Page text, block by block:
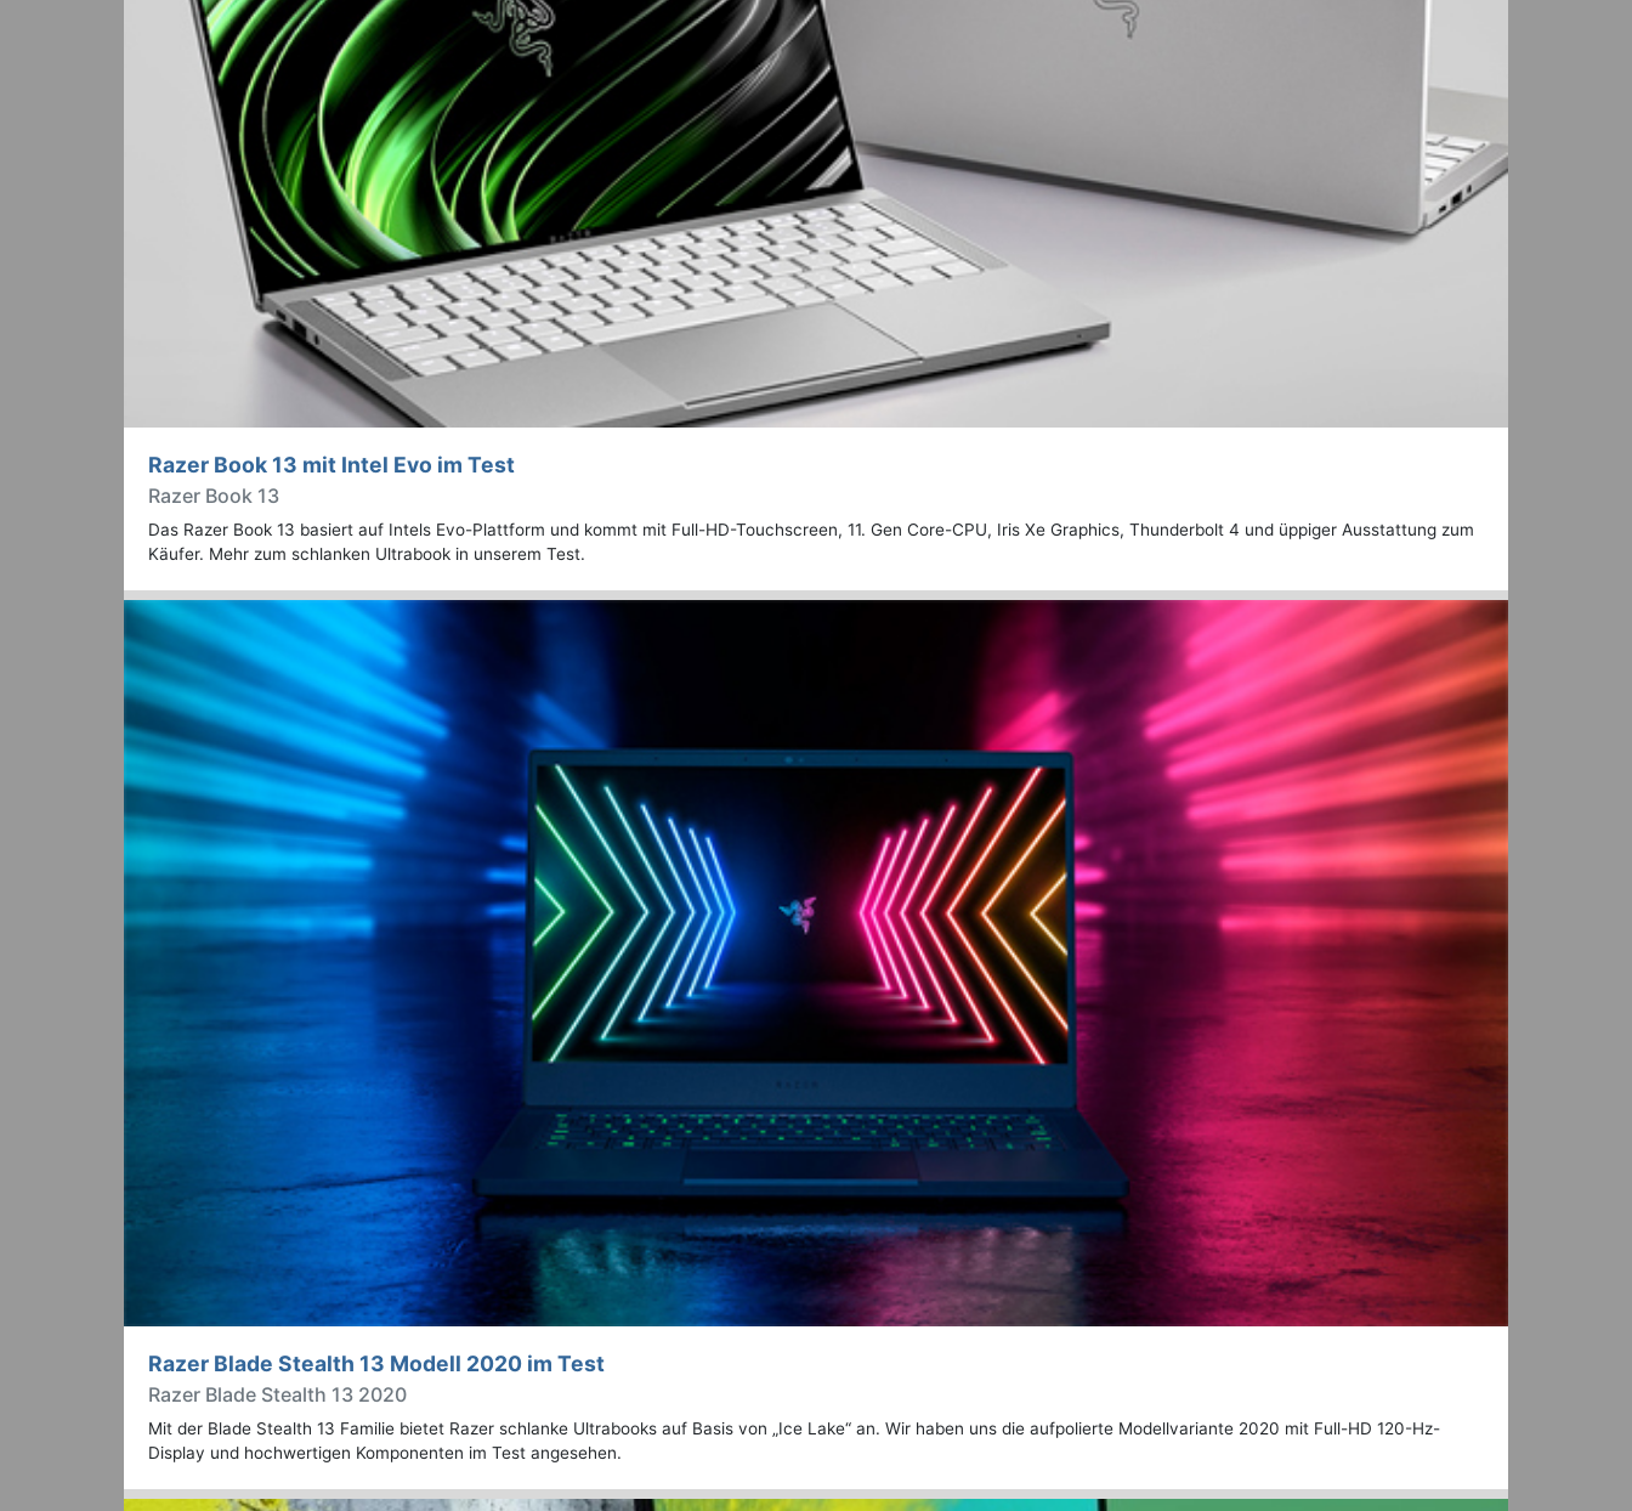
Razer Book 13 mit Intel Evo im Test
Razer Book 13
Das Razer Book 13 basiert auf Intels Evo-Plattform und kommt mit Full-HD-Touchscreen, 11. Gen Core-CPU, Iris Xe Graphics, Thunderbolt 4 und üppiger Ausstattung zum
Käufer. Mehr zum schlanken Ultrabook in unserem Test.
Razer Blade Stealth 13 Modell 2020 im Test
Razer Blade Stealth 13 2020
Mit der Blade Stealth 13 Familie bietet Razer schlanke Ultrabooks auf Basis von „Ice Lake“ an. Wir haben uns die aufpolierte Modellvariante 2020 mit Full-HD 120-Hz-
Display und hochwertigen Komponenten im Test angesehen.